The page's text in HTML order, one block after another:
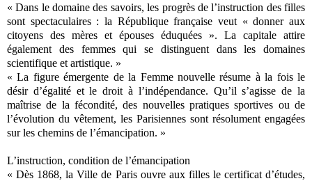
« Dans le domaine des savoirs, les progrès de l’instruction des filles
sont spectaculaires : la République française veut « donner aux
citoyens des mères et épouses éduquées ». La capitale attire
également des femmes qui se distinguent dans les domaines
scientifique et artistique. »
« La figure émergente de la Femme nouvelle résume à la fois le
désir d’égalité et le droit à l’indépendance. Qu’il s’agisse de la
maîtrise de la fécondité, des nouvelles pratiques sportives ou de
l’évolution du vêtement, les Parisiennes sont résolument engagées
sur les chemins de l’émancipation. »
L’instruction, condition de l’émancipation
« Dès 1868, la Ville de Paris ouvre aux filles le certificat d’études,